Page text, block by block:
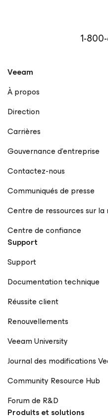
1-
Veeam
À propos
Direction
Carrières
Gouvernance d’entreprise
Contactez-nous
Communiqués de presse
Centre de ressources sur la
Centre de confiance
Support
Support
Documentation technique
Réussite client
Renouvellements
Veeam University
Journal des modifications
Community Resource Hub
Forum de R&D
Produits et solutions